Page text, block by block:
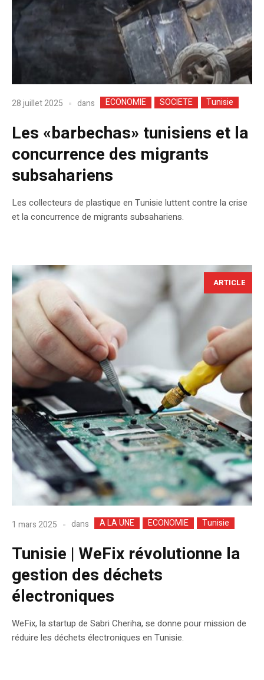
28 juillet 2025 dans ECONOMIE SOCIETE Tunisie
Les «barbechas» tunisiens et la
concurrence des migrants
subsahariens
Les collecteurs de plastique en Tunisie luttent contre la crise
et la concurrence de migrants subsahariens.
ARTICLE
1 mars 2025 dans A LA UNE ECONOMIE Tunisie
Tunisie | WeFix révolutionne la
gestion des déchets
électroniques
WeFix, la startup de Sabri Cheriha, se donne pour mission de
réduire les déchets électroniques en Tunisie.